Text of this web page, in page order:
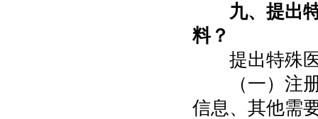
九、提出
料？
提出特殊医
（一）注册
信息、其他需